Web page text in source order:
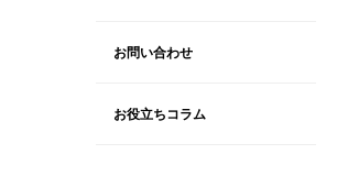
お問い合わせ
お役立ちコラム